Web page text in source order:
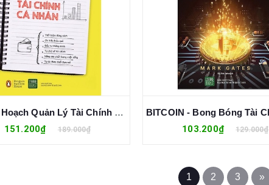
Lập Kế Hoạch Quản Lý Tài Chính Cá Nhân - Kristy Shen, Bryce Leung
151.200₫ 189.000₫ 103.200₫ 129.000₫
1 2 3 »